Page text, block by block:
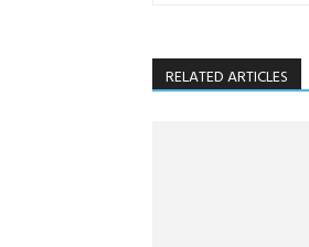
RELATED ARTICLES